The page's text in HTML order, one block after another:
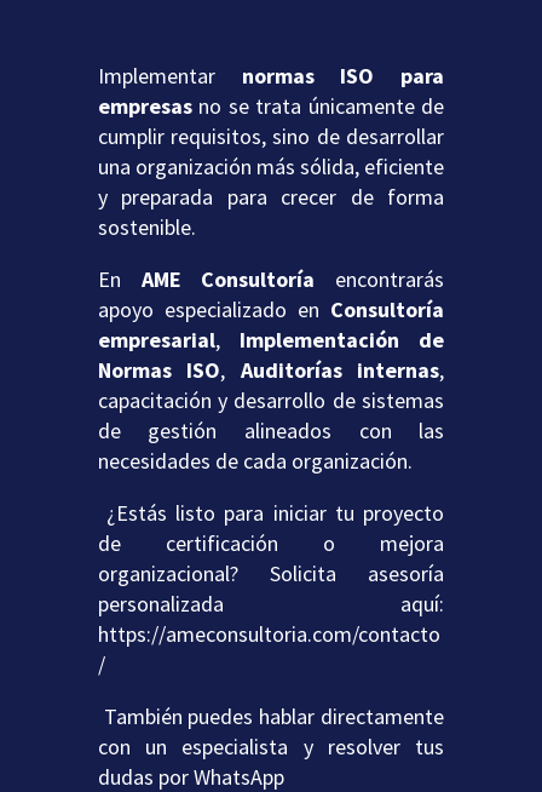
Implementar normas ISO para
empresasno se trata únicamente de
cumplir requisitos, sino de desarrollar
una organización más sólida, eficiente
y preparada para crecer de forma
sostenible.
En AME Consultoría encontrarás
apoyo especializado en Consultoría
empresarial, Implementación de
Normas ISO, Auditorías internas,
capacitación y desarrollo de sistemas
de gestión alineados con las
necesidades de cada organización.
¿Estás listo para iniciar tu proyecto
de certificación o mejora
organizacional? Solicita asesoría
personalizada aquí:
https://ameconsultoria.com/contacto
/
También puedes hablar directamente
con un especialista y resolver tus
dudas porWhatsApp